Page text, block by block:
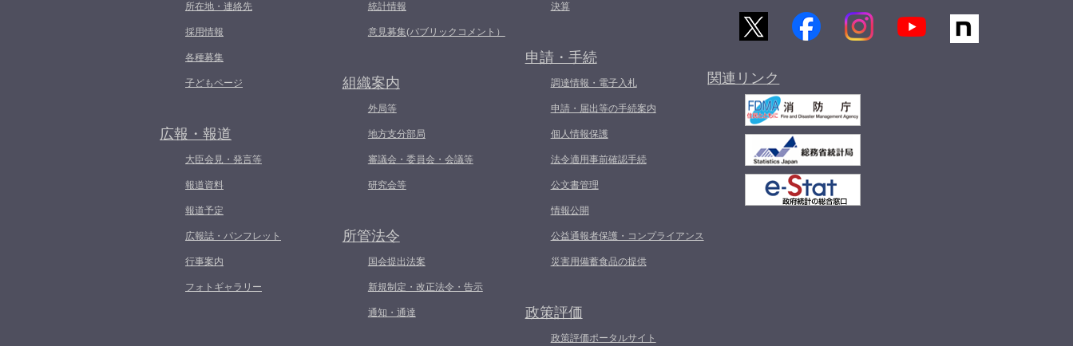
所在地・連絡先
採用情報
各種募集
子どもページ
広報・報道
大臣会見・発言等
報道資料
報道予定
広報誌・パンフレット
行事案内
フォトギャラリー
統計情報
意見募集(パブリックコメント）
組織案内
外局等
地方支分部局
審議会・委員会・会議等
研究会等
所管法令
国会提出法案
新規制定・改正法令・告示
通知・通達
決算
申請・手続
調達情報・電子入札
申請・届出等の手続案内
個人情報保護
法令適用事前確認手続
公文書管理
情報公開
公益通報者保護・コンプライアンス
災害用備蓄食品の提供
政策評価
政策評価ポータルサイト
関連リンク